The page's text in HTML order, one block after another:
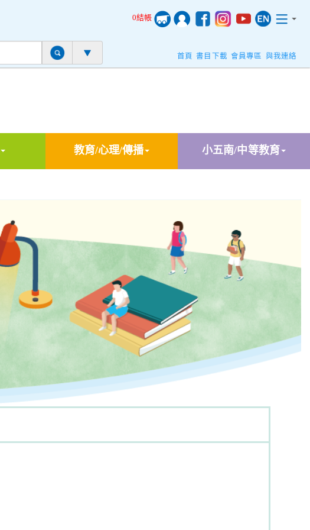
0結帳
首頁 書目下載 會員專區 與我連絡
教育/心理/傳播 小五南/中等教育